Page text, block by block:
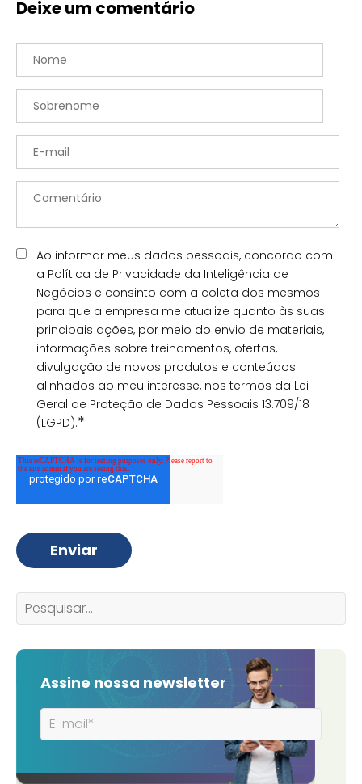
Deixe um comentário
Ao informar meus dados pessoais, concordo com
a Política de Privacidade da Inteligência de
Negócios e consinto com a coleta dos mesmos
para que a empresa me atualize quanto às suas
principais ações, por meio do envio de materiais,
informações sobre treinamentos, ofertas,
divulgação de novos produtos e conteúdos
alinhados ao meu interesse, nos termos da Lei
Geral de Proteção de Dados Pessoais 13.709/18
(LGPD).*
Assine nossa newsletter